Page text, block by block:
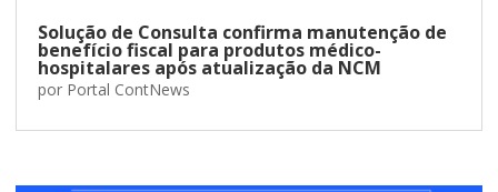
Solução de Consulta confirma manutenção de
benefício fiscal para produtos médico-
hospitalares após atualização da NCM
por Portal ContNews